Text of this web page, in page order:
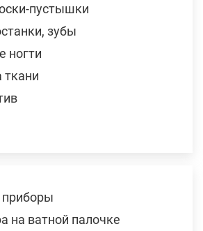
пустышки
зубы
ногти
ткани
на ватной палочке